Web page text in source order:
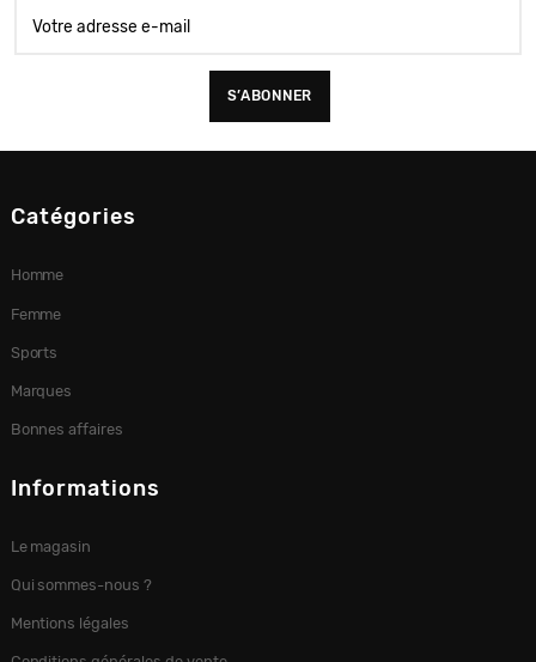
Catégories
Homme
Femme
Sports
Marques
Bonnes affaires
Informations
Le magasin
Qui sommes-nous ?
Mentions légales